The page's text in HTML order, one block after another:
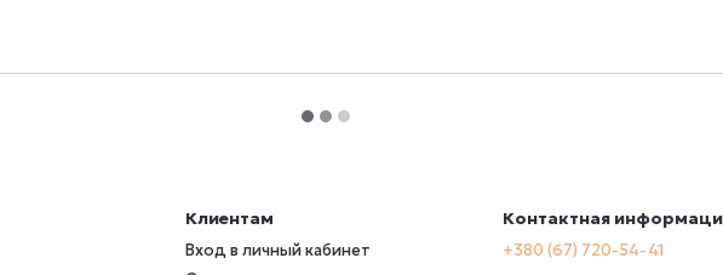
Клиентам
Вход в личный кабинет
Контактная
+380 (67) 720-54-41